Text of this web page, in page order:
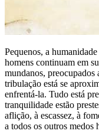
Pequenos, a
homens continuam em
mundanos, preocupados
tribulação está se
enfrentá-la. Tudo está
tranquilidade estão
aflição, à escassez, à
a todos os outros medos